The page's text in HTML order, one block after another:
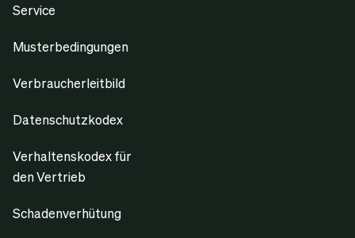
Service
Musterbedingungen
Verbraucherleitbild
Datenschutzkodex
Verhaltenskodex für
den Vertrieb
Schadenverhütung